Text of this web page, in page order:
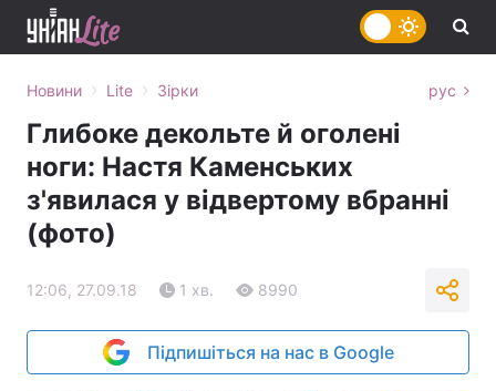
Новини › Lite › Зірки рус
Глибоке декольте й оголені
ноги: Настя Каменських
з'явилася у відвертому вбранні
(фото)
12:06, 27.09.18 1 хв. 8990
Підпишіться на нас в Google